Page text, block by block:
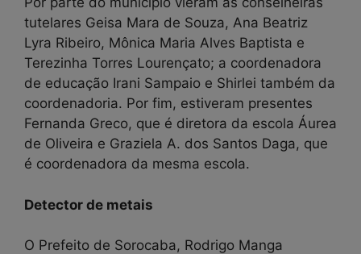
tutelares Geisa Mara de Souza, Ana Beatriz
Lyra Ribeiro, Mônica Maria Alves Baptista e
Terezinha Torres Lourençato; a coordenadora
de educação Irani Sampaio e Shirlei também da
coordenadoria. Por fim, estiveram presentes
Fernanda Greco, que é diretora da escola Áurea
de Oliveira e Graziela A. dos Santos Daga, que
é coordenadora da mesma escola.
Detector de metais
O Prefeito de Sorocaba, Rodrigo Manga